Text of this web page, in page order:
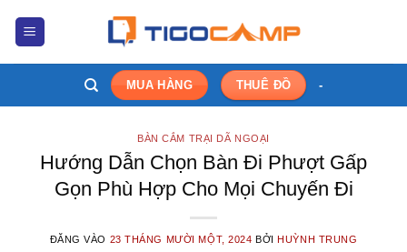
MUA HÀNG THUÊ ĐỒ -
BÀN CẮM TRẠI DÃ NGOẠI
Hướng Dẫn Chọn Bàn Đi Phượt Gấp
Gọn Phù Hợp Cho Mọi Chuyến Đi
ĐĂNG VÀO 23 THÁNG MƯỜI MỘT, 2024 BỞIHUỲNH TRUNG